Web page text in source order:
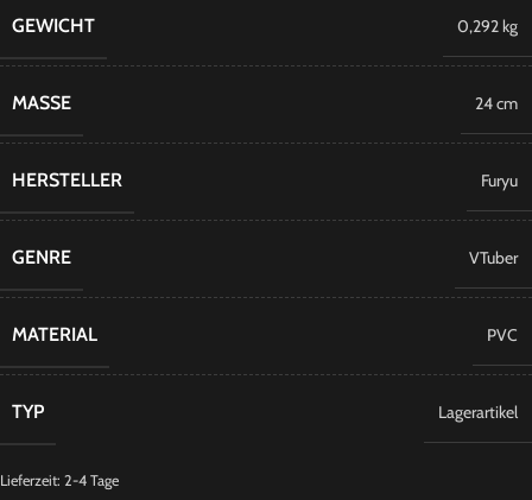
GEWICHT 0,292 kg
MASSE 24 cm
HERSTELLER Furyu
GENRE VTuber
MATERIAL PVC
TYP Lagerartikel
Lieferzeit: 2-4 Tage